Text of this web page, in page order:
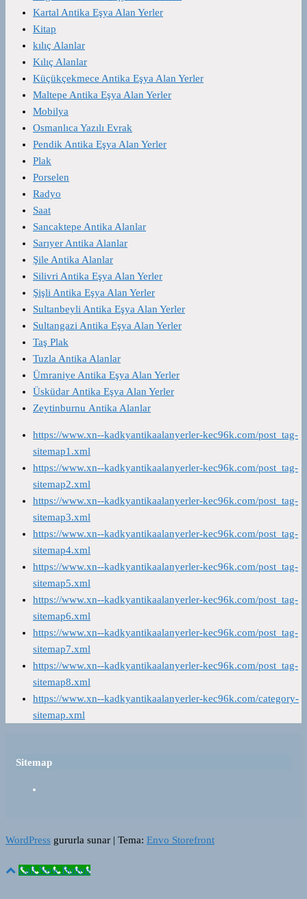
Kartal Antika Eşya Alan Yerler
Kitap
kılıç Alanlar
Kılıç Alanlar
Küçükçekmece Antika Eşya Alan Yerler
Maltepe Antika Eşya Alan Yerler
Mobilya
Osmanlıca Yazılı Evrak
Pendik Antika Eşya Alan Yerler
Plak
Porselen
Radyo
Saat
Sancaktepe Antika Alanlar
Sarıyer Antika Alanlar
Şile Antika Alanlar
Silivri Antika Eşya Alan Yerler
Şişli Antika Eşya Alan Yerler
Sultanbeyli Antika Eşya Alan Yerler
Sultangazi Antika Eşya Alan Yerler
Taş Plak
Tuzla Antika Alanlar
Ümraniye Antika Eşya Alan Yerler
Üsküdar Antika Eşya Alan Yerler
Zeytinburnu Antika Alanlar
https://www.xn--kadkyantikaalanyerler-kec96k.com/post_tag-
sitemap1.xml
https://www.xn--kadkyantikaalanyerler-kec96k.com/post_tag-
sitemap2.xml
https://www.xn--kadkyantikaalanyerler-kec96k.com/post_tag-
sitemap3.xml
https://www.xn--kadkyantikaalanyerler-kec96k.com/post_tag-
sitemap4.xml
https://www.xn--kadkyantikaalanyerler-kec96k.com/post_tag-
sitemap5.xml
https://www.xn--kadkyantikaalanyerler-kec96k.com/post_tag-
sitemap6.xml
https://www.xn--kadkyantikaalanyerler-kec96k.com/post_tag-
sitemap7.xml
https://www.xn--kadkyantikaalanyerler-kec96k.com/post_tag-
sitemap8.xml
https://www.xn--kadkyantikaalanyerler-kec96k.com/category-
sitemap.xml
Sitemap
WordPress gururla sunar | Tema: Envo Storefront
Call Now Button